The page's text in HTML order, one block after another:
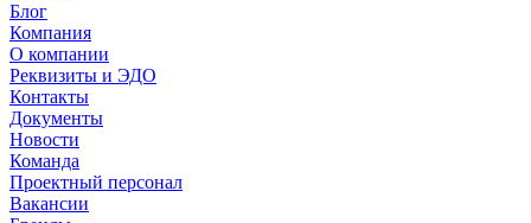
Блог
Компания
О компании
Реквизиты и ЭДО
Контакты
Документы
Новости
Команда
Проектный персонал
Вакансии